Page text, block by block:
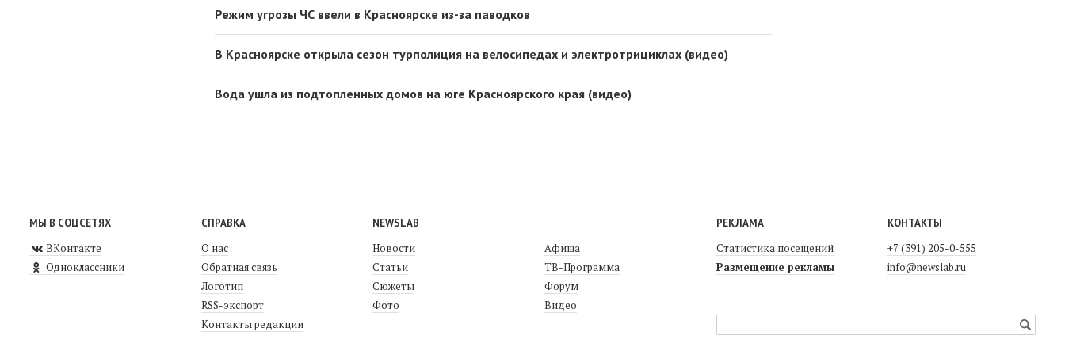
Режим угрозы ЧС ввели в Красноярске из-за паводков
В Красноярске открыла сезон турполиция на велосипедах и электротрициклах (видео)
Вода ушла из подтопленных домов на юге Красноярского края (видео)
МЫ В СОЦСЕТЯХ
ВКонтакте
Одноклассники
СПРАВКА
О нас
Обратная связь
Логотип
RSS-экспорт
Контакты редакции
NEWSLAB
Новости
Статьи
Сюжеты
Фото
Афиша
ТВ-Программа
Форум
Видео
РЕКЛАМА
Статистика посещений
Размещение рекламы
КОНТАКТЫ
+7 (391) 205-0-555
info@newslab.ru